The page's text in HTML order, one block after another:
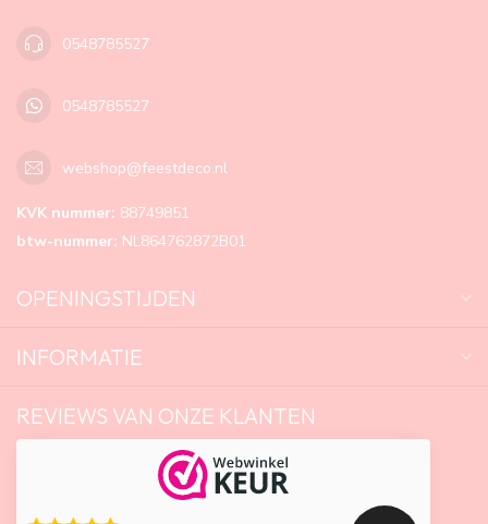
0548785527
0548785527
webshop@feestdeco.nl
KVK nummer: 88749851
btw-nummer: NL864762872B01
OPENINGSTIJDEN
INFORMATIE
REVIEWS VAN ONZE KLANTEN